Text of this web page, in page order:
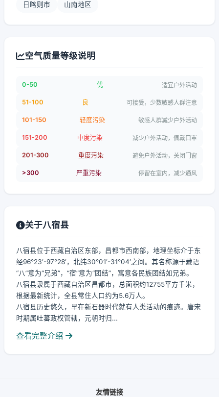
日喀则市 山南地区
空气质量等级说明
0-50 优 适宜户外活动
51-100 良 可接受，少数敏感人群注意
101-150 轻度污染 敏感人群减少户外活动
151-200 中度污染 减少户外活动，佩戴口罩
201-300 重度污染 避免户外活动，关闭门窗
>300 严重污染 停留在室内，减少通风
关于八宿县
八宿县位于西藏自治区东部，昌都市西南部，地理坐标介于东
经96°23′-97°28′，北纬30°01′-31°04′之间。其名称源于藏语
“八”意为“兄弟”，“宿”意为“团结”，寓意各民族团结如兄弟。
八宿县隶属于西藏自治区昌都市，总面积约12755平方千米，
根据最新统计，全县常住人口约为5.6万人。
八宿县历史悠久，早在新石器时代就有人类活动的痕迹。唐宋
时期属吐蕃政权管辖，元朝时归...
查看完整介绍
友情链接